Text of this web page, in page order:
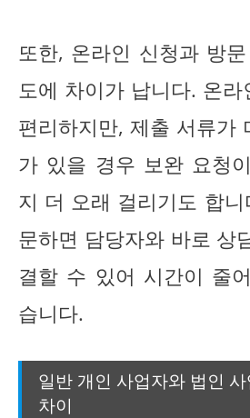
또한, 온라인 신청과 방
도에 차이가 납니다. 온
편리하지만, 제출 서류가
가 있을 경우 보완 요청
지 더 오래 걸리기도 합
문하면 담당자와 바로 상
결할 수 있어 시간이 줄
습니다.
일반 개인 사업자와 법인
차이